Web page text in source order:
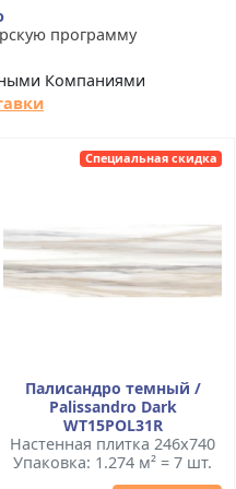
программу
Компаниями
Специальная скидка
Палисандро темный /
Palissandro Dark
WT15POL31R
Настенная плитка 246x740
Упаковка: 1.274 м² = 7 шт.